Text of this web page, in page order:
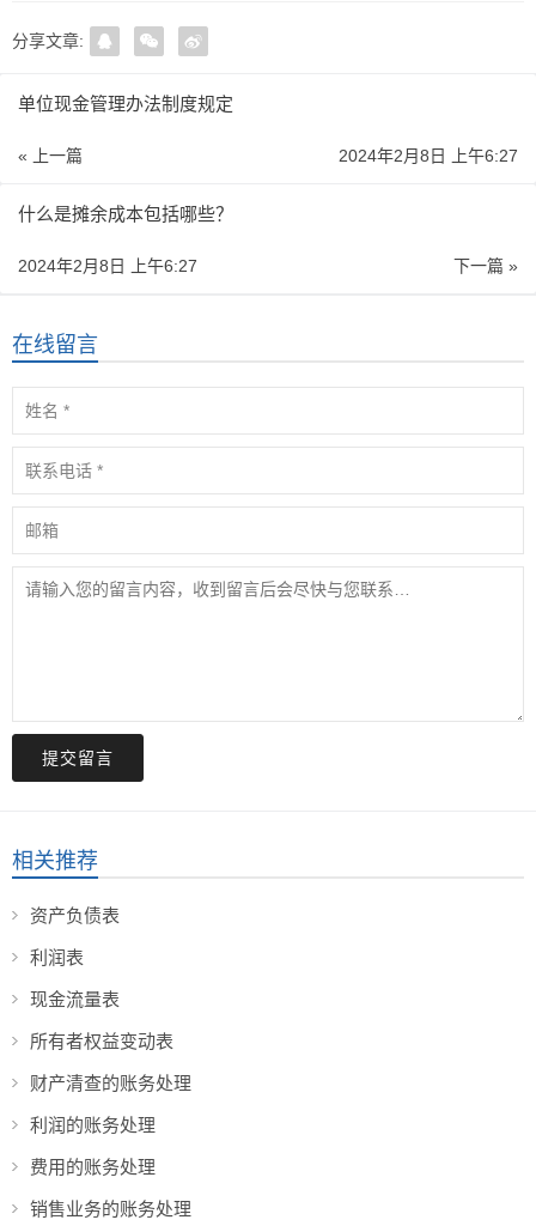
分享文章:
单位现金管理办法制度规定
« 上一篇 2024年2月8日 上午6:27
什么是摊余成本包括哪些？
下一篇 »
2024年2月8日 上午6:27
在线留言
提交留言
相关推荐
资产负债表
利润表
现金流量表
所有者权益变动表
财产清查的账务处理
利润的账务处理
费用的账务处理
销售业务的账务处理